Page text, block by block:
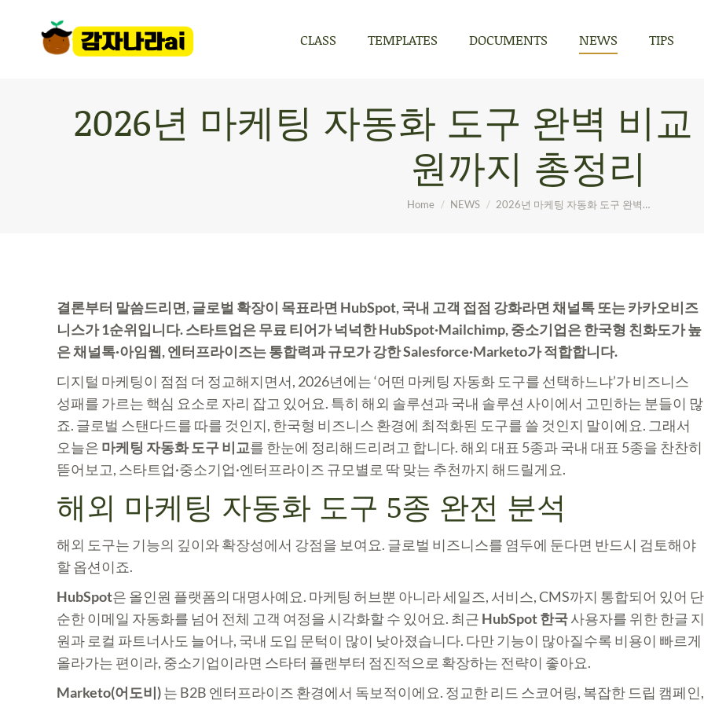
CLASS TEMPLATES DOCUMENTS NEWS TIPS
2026년 마케팅 자동화 도구 완벽 비교
원까지 총정리
You are here:
Home NEWS 2026년 마케팅 자동화 도구 완벽…
결론부터 말씀드리면, 글로벌 확장이 목표라면 HubSpot, 국내 고객 접점 강화라면 채널톡 또는 카카오비즈
니스가 1순위입니다. 스타트업은 무료 티어가 넉넉한 HubSpot·Mailchimp, 중소기업은 한국형 친화도가 높
은 채널톡·아임웹, 엔터프라이즈는 통합력과 규모가 강한 Salesforce·Marketo가 적합합니다.
디지털 마케팅이 점점 더 정교해지면서, 2026년에는 ‘어떤 마케팅 자동화 도구를 선택하느냐’가 비즈니스
성패를 가르는 핵심 요소로 자리 잡고 있어요. 특히 해외 솔루션과 국내 솔루션 사이에서 고민하는 분들이 많
죠. 글로벌 스탠다드를 따를 것인지, 한국형 비즈니스 환경에 최적화된 도구를 쓸 것인지 말이에요. 그래서
오늘은 마케팅 자동화 도구 비교를 한눈에 정리해드리려고 합니다. 해외 대표 5종과 국내 대표 5종을 찬찬히
뜯어보고, 스타트업·중소기업·엔터프라이즈 규모별로 딱 맞는 추천까지 해드릴게요.
해외 마케팅 자동화 도구 5종 완전 분석
해외 도구는 기능의 깊이와 확장성에서 강점을 보여요. 글로벌 비즈니스를 염두에 둔다면 반드시 검토해야
할 옵션이죠.
HubSpot은 올인원 플랫폼의 대명사예요. 마케팅 허브뿐 아니라 세일즈, 서비스, CMS까지 통합되어 있어 단
순한 이메일 자동화를 넘어 전체 고객 여정을 시각화할 수 있어요. 최근 HubSpot 한국사용자를 위한 한글 지
원과 로컬 파트너사도 늘어나, 국내 도입 문턱이 많이 낮아졌습니다. 다만 기능이 많아질수록 비용이 빠르게
올라가는 편이라, 중소기업이라면 스타터 플랜부터 점진적으로 확장하는 전략이 좋아요.
Marketo(어도비)는 B2B 엔터프라이즈 환경에서 독보적이에요. 정교한 리드 스코어링, 복잡한 드립 캠페인,